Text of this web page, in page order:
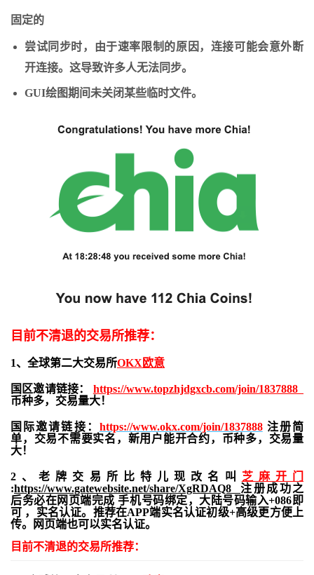
固定的
尝试同步时，由于速率限制的原因，连接可能会意外断
开连接。这导致许多人无法同步。
GUI绘图期间未关闭某些临时文件。
目前不清退的交易所推荐：
1、全球第二大交易所OKX欧意
国区邀请链接： https://www.topzhjdgxcb.com/join/1837888
币种多，交易量大！
国际邀请链接： https://www.okx.com/join/1837888注册简
单，交易不需要实名，新用户能开合约， 币种多，交易量
大！
2、老牌交易所比特儿现改名叫 芝麻开门
:https://www.gatewebsite.net/share/XgRDAQ8 注册成功之
后务必在网页端完成 手机号码绑定，大陆号码输入+086即
可 ，实名认证。推荐在APP端实名认证初级+高级更方便上
传。网页端也可以实名认证。
目前不清退的交易所推荐：